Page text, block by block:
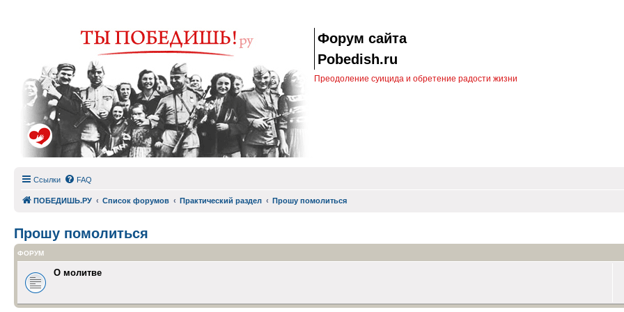
Форум сайта
Pobedish.ru
Преодоление суицида и обретение радости жизни
Ссылки FAQ
ПОБЕДИШЬ.РУ Список форумов Практический раздел Прошу помолиться
Прошу помолиться
ФОРУМ
О молитве